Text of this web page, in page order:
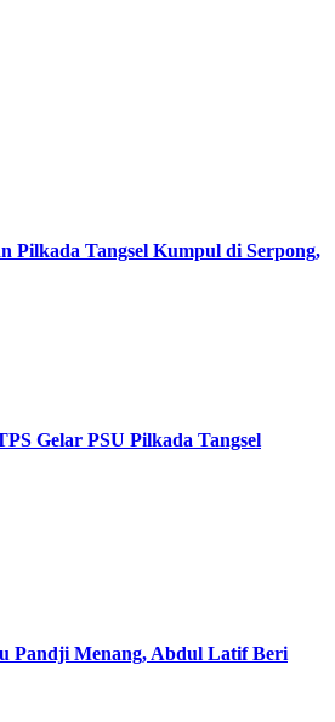
Pilkada Tangsel Kumpul di Serpong,
Gelar PSU Pilkada Tangsel
Pandji Menang, Abdul Latif Beri